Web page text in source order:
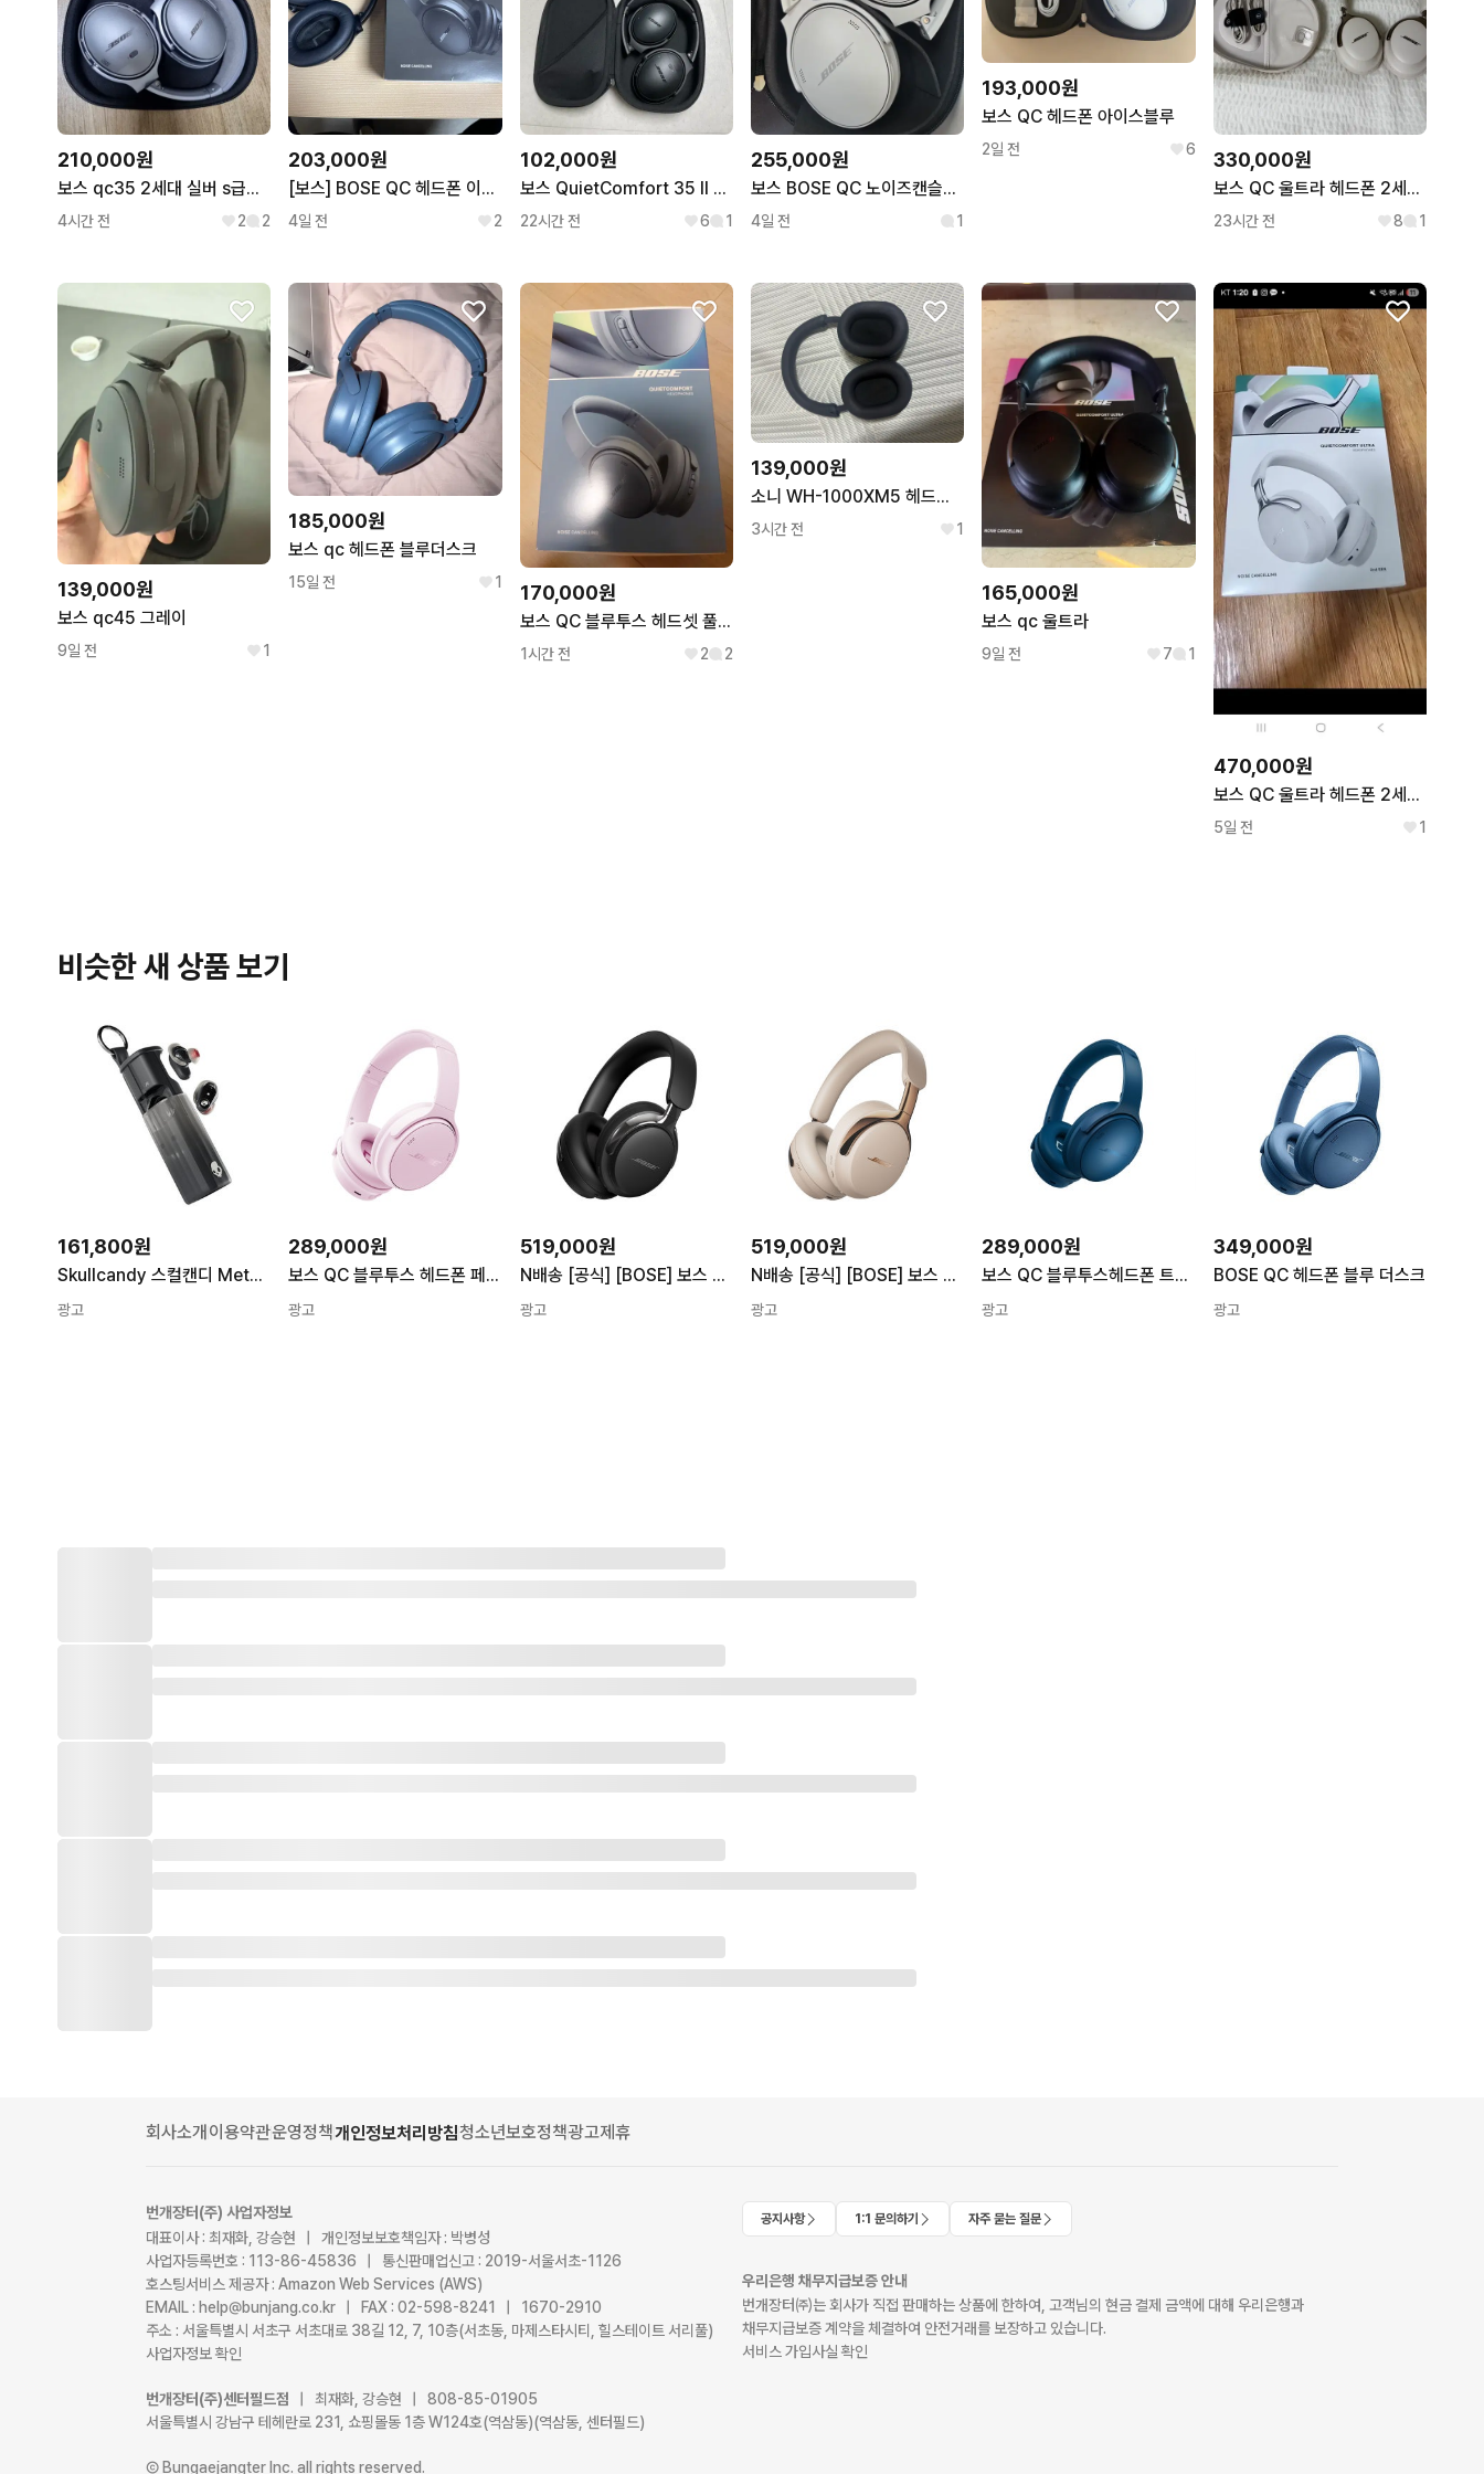
210,000원
보스 qc35 2세대 실버 s급상태 (배터리,이어패드,전원스위치 새제품으로 교체완)
4시간 전 2 2
203,000원
[보스] BOSE QC 헤드폰 이어폰/ 헤드셋 운동
4일 전 2
102,000원
보스 QuietComfort 35 II 노이즈캔슬링 헤드폰
22시간 전 6 1
255,000원
보스 BOSE QC 노이즈캔슬링 무선 블루투스 헤드폰 문라이트 그레이
4일 전 1
193,000원
보스 QC 헤드폰 아이스블루
2일 전 6 330,000원
보스 QC 울트라 헤드폰 2세대 샌드 컬러 팝니다
23시간 전 8 1
139,000원
보스 qc45 그레이
9일 전 1
185,000원
보스 qc 헤드폰 블루더스크
15일 전 1 170,000원
보스 QC 블루투스 헤드셋 풀박스 보스코리아 정품 상태 아주 좋음
1시간 전 2 2
139,000원
소니 WH-1000XM5 헤드폰(블루) 급처
3시간 전 1
165,000원
보스 qc 울트라
9일 전 7 1
470,000원
보스 QC 울트라 헤드폰 2세대(미개봉)
5일 전 1
비슷한 새 상품 보기
161,800원
Skullcandy 스컬캔디 Method 360 ANC 무선 이어버드 Bose 보스 사운드 블루투스 헤드폰 프리미엄 노이즈 캔슬링 최대 40시간 배터리 땀 방수 아이폰호환 안드
광고
289,000원
보스 QC 블루투스 헤드폰 페탈 핑크 Bose QC Headphones Bose QC Headphones
광고
519,000원
N배송 [공식] [BOSE] 보스 QC 울트라 헤드폰 2세대
광고
519,000원
N배송 [공식] [BOSE] 보스 QC 울트라 헤드폰 2세대
광고
289,000원
보스 QC 블루투스헤드폰 트와일라잇 블루 단일상품
광고
349,000원
BOSE QC 헤드폰 블루 더스크
광고
회사소개이용약관운영정책개인정보처리방침청소년보호정책광고제휴
번개장터(주) 사업자정보
대표이사 : 최재화, 강승현 | 개인정보보호책임자 : 박병성
사업자등록번호 : 113-86-45836 | 통신판매업신고 : 2019-서울서초-1126
호스팅서비스 제공자 : Amazon Web Services (AWS)
EMAIL : help@bunjang.co.kr | FAX : 02-598-8241 | 1670-2910
주소 : 서울특별시 서초구 서초대로 38길 12, 7, 10층(서초동, 마제스타시티, 힐스테이트 서리풀)
사업자정보 확인
번개장터(주)센터필드점
| 최재화, 강승현 | 808-85-01905
서울특별시 강남구 테헤란로 231, 쇼핑몰동 1층 W124호(역삼동)(역삼동, 센터필드)
Ⓒ Bungaejangter Inc. all rights reserved.
공지사항 1:1 문의하기 자주 묻는 질문
우리은행 채무지급보증 안내
번개장터㈜는 회사가 직접 판매하는 상품에 한하여, 고객님의 현금 결제 금액에 대해 우리은행과
채무지급보증 계약을 체결하여 안전거래를 보장하고 있습니다.
서비스 가입사실 확인